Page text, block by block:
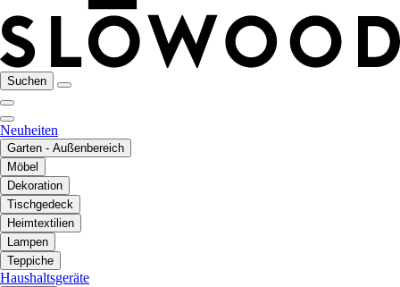
Suchen
Neuheiten
Garten - Außenbereich
Möbel
Dekoration
Tischgedeck
Heimtextilien
Lampen
Teppiche
Haushaltsgeräte